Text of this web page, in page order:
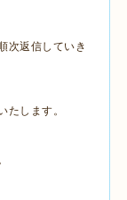
次返信していき
たします。